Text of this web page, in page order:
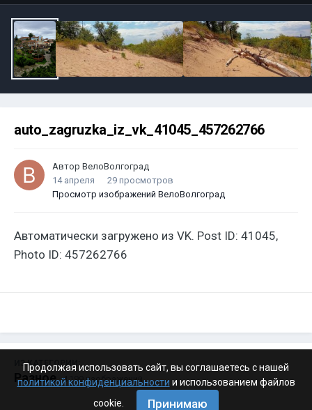
auto_zagruzka_iz_vk_41045_457262766
Автор ВелоВолгоград
14 апреля
29 просмотров
Просмотр изображений ВелоВолгоград
Автоматически загружено из VK. Post ID: 41045,
Photo ID: 457262766
ИЗ КАТЕГОРИИ:
Разное · 4 199 изображений
Продолжая использовать сайт, вы соглашаетесь с нашей
политикой конфиденциальности и использованием файлов
cookie.
Принимаю